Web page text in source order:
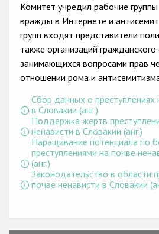
Комитет учредил рабочие
вражды в Интернете и
групп входят представители
также организаций
занимающихся вопросами прав
отношении рома и
Сбор данных о преступлениях
в Словакии (анг.)
Поддержка жертв
ненависти в Словакии (анг.)
Наращивание потенциала по
преступлениями на почве
(анг.)
Законодательство в области
почве ненависти в Словакии